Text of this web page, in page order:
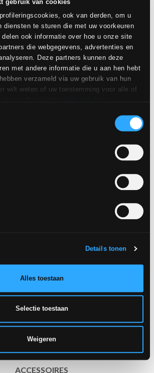
gebruik van cookies
ook van derden, om u
diensten te sturen die met uw voorkeuren
ook informatie over hoe u onze site
die webgegevens, advertenties en
Deze partners kunnen deze
met andere informatie die u aan hen hebt
verzameld via uw gebruik van hun
wilt weten of uw toestemming voor alle of
Als u geen profileringscookies wilt, kunt
Details tonen
Alles toestaan
Selectie toestaan
Weigeren
gerectificeerd
gerectificeerd
gerectificeerd
MOZAÏEKEN
gerectificeerd
gerectificeerd
ACCESSOIRES